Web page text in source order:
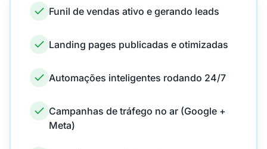
Funil de vendas ativo e gerando leads
Landing pages publicadas e otimizadas
Automações inteligentes rodando 24/7
Campanhas de tráfego no ar (Google +
Meta)